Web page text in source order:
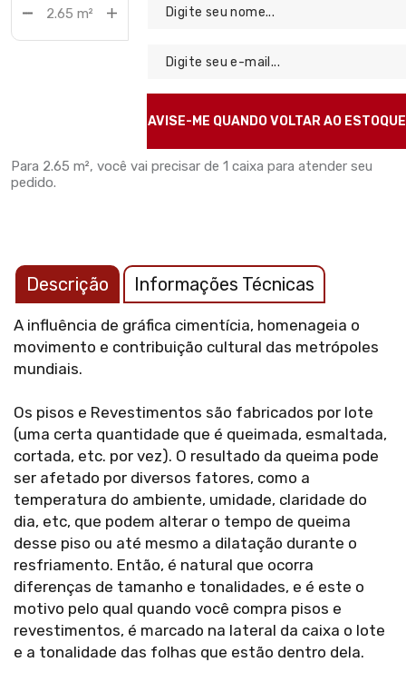
Para 2.65 m², você vai precisar de 1 caixa para atender seu
pedido.
Descrição Informações Técnicas
A influência de gráfica cimentícia, homenageia o
movimento e contribuição cultural das metrópoles
mundiais.
Os pisos e Revestimentos são fabricados por lote
(uma certa quantidade que é queimada, esmaltada,
cortada, etc. por vez). O resultado da queima pode
ser afetado por diversos fatores, como a
temperatura do ambiente, umidade, claridade do
dia, etc, que podem alterar o tempo de queima
desse piso ou até mesmo a dilatação durante o
resfriamento. Então, é natural que ocorra
diferenças de tamanho e tonalidades, e é este o
motivo pelo qual quando você compra pisos e
revestimentos, é marcado na lateral da caixa o lote
e a tonalidade das folhas que estão dentro dela.